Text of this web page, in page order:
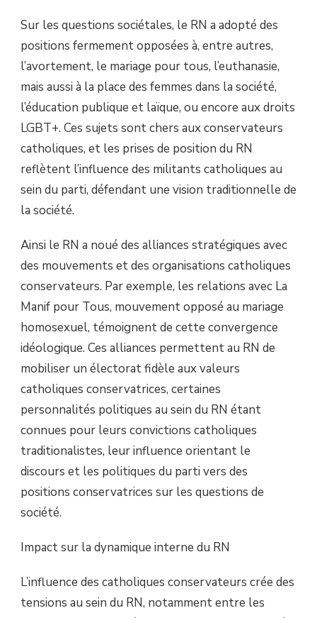
Sur les questions sociétales, le RN a adopté des
positions fermement opposées à, entre autres,
l’avortement, le mariage pour tous, l’euthanasie,
mais aussi à la place des femmes dans la société,
l’éducation publique et laïque, ou encore aux droits
LGBT+. Ces sujets sont chers aux conservateurs
catholiques, et les prises de position du RN
reflètent l’influence des militants catholiques au
sein du parti, défendant une vision traditionnelle de
la société.
Ainsi le RN a noué des alliances stratégiques avec
des mouvements et des organisations catholiques
conservateurs. Par exemple, les relations avec La
Manif pour Tous, mouvement opposé au mariage
homosexuel, témoignent de cette convergence
idéologique. Ces alliances permettent au RN de
mobiliser un électorat fidèle aux valeurs
catholiques conservatrices, certaines
personnalités politiques au sein du RN étant
connues pour leurs convictions catholiques
traditionalistes, leur influence orientant le
discours et les politiques du parti vers des
positions conservatrices sur les questions de
société.
Impact sur la dynamique interne du RN
L’influence des catholiques conservateurs crée des
tensions au sein du RN, notamment entre les